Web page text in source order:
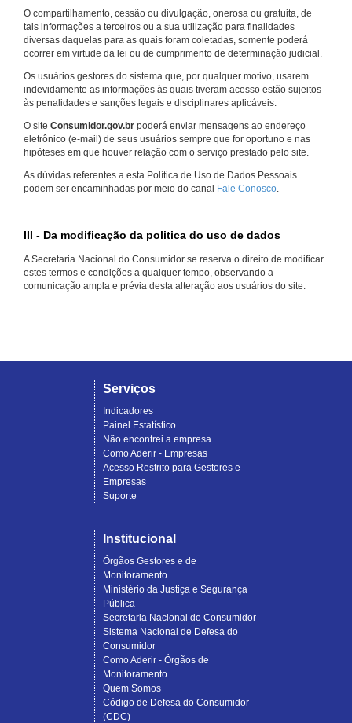
O compartilhamento, cessão ou divulgação, onerosa ou gratuita, de
tais informações a terceiros ou a sua utilização para finalidades
diversas daquelas para as quais foram coletadas, somente poderá
ocorrer em virtude da lei ou de cumprimento de determinação judicial.
Os usuários gestores do sistema que, por qualquer motivo, usarem
indevidamente as informações às quais tiveram acesso estão sujeitos
às penalidades e sanções legais e disciplinares aplicáveis.
O site Consumidor.gov.br poderá enviar mensagens ao endereço
eletrônico (e-mail) de seus usuários sempre que for oportuno e nas
hipóteses em que houver relação com o serviço prestado pelo site.
As dúvidas referentes a esta Política de Uso de Dados Pessoais
podem ser encaminhadas por meio do canal Fale Conosco.
III - Da modificação da politica do uso de dados
A Secretaria Nacional do Consumidor se reserva o direito de modificar
estes termos e condições a qualquer tempo, observando a
comunicação ampla e prévia desta alteração aos usuários do site.
Serviços
Indicadores
Painel Estatístico
Não encontrei a empresa
Como Aderir - Empresas
Acesso Restrito para Gestores e
Empresas
Suporte
Institucional
Órgãos Gestores e de
Monitoramento
Ministério da Justiça e Segurança
Pública
Secretaria Nacional do Consumidor
Sistema Nacional de Defesa do
Consumidor
Como Aderir - Órgãos de
Monitoramento
Quem Somos
Código de Defesa do Consumidor
(CDC)